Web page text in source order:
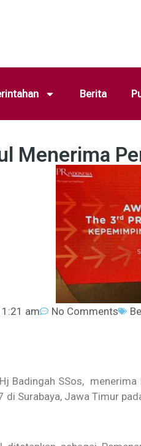
Berita
Menerima
am No Comments
Badingah SSos,
di Surabaya, Jawa Timur